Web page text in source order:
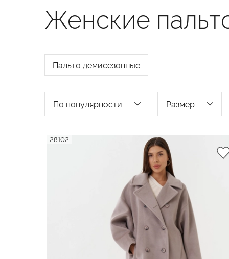
Женские
Пальто демисезонные
По популярности
По возрастанию цены
Размер
46
48
50
52
28102